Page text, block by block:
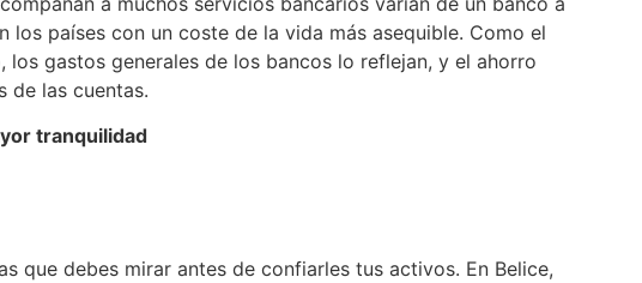
los países con un coste de la vida más asequible. Como el
los gastos generales de los bancos lo reflejan, y el ahorro
de las cuentas.
tranquilidad
que debes mirar antes de confiarles tus activos. En Belice,